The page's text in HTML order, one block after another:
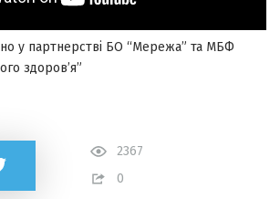
у партнерстві БО “Мережа” та МБФ
здоров’я”
2367
0